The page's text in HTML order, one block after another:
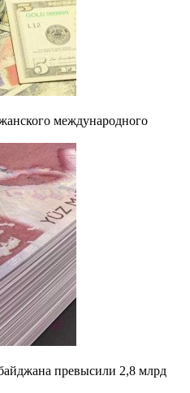
международного
превысили 2,8 млрд